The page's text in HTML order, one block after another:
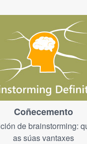
Coñecemento
de brainstorming:
as súas vantaxes